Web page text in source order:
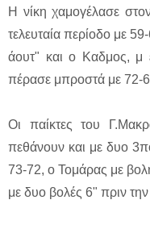
Η νίκη χαμογέλασε
τελευταία περίοδο με
άουτ" και ο Καδμος, μ
πέρασε μπροστά με 72-
Οι παίκτες του
πεθάνουν και με δυο
73-72, ο Τομάρας με
με δυο βολές 6" πριν